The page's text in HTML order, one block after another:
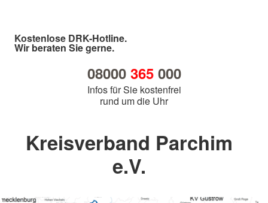
Kostenlose DRK-Hotline.
Wir beraten Sie gerne.
08000 365000
Infos für Sie kostenfrei
rund um die Uhr
Kreisverband Parchim
e.V.